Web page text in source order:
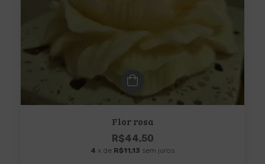
Flor rosa
R$44,50
4 x de R$11,13 sem juros